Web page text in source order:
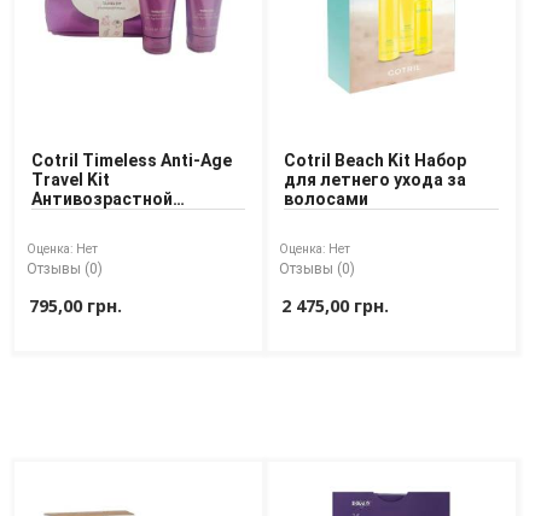
Cotril Timeless Anti-Age
Travel Kit
Антивозрастной
Оценка: Нет
Отзывы (0)
795,00 грн.
Cotril Beach Kit Набор
для летнего ухода за
волосами
Оценка: Нет
Отзывы (0)
2 475,00 грн.